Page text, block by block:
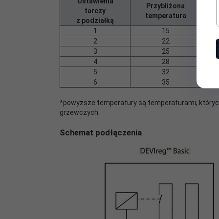
tarczy
z podziałką
Przybliżona
temperatura
1
15
2
22
3
25
4
28
5
32
6
35
*powyższe temperatury są temperaturami,
grzewczych.
Schemat podłączenia